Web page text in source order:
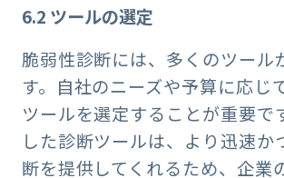
6.2 ツールの選定
脆弱性診断には、多くのツール
す。自社のニーズや予算に応じ
ツールを選定することが重要で
した診断ツールは、より迅速か
断を提供してくれるため、企業